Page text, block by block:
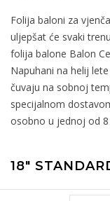
Folija baloni za
uljepšat će svaki
folija balone Balon
Napuhani na helij
čuvaju na sobnoj
specijalnom
osobno u jednoj od
18"